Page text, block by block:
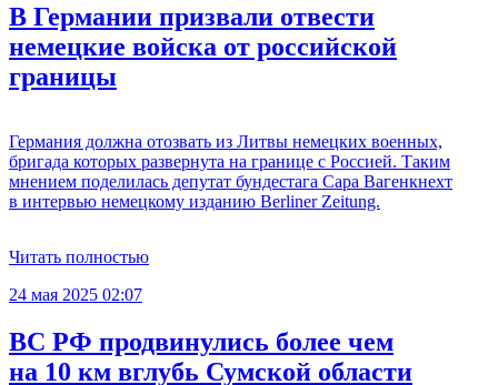
В Германии призвали отвести
немецкие войска от российской
границы
Германия должна отозвать из Литвы немецких военных,
бригада которых развернута на границе с Россией. Таким
мнением поделилась депутат бундестага Сара Вагенкнехт
в интервью немецкому изданию Berliner Zeitung.
Читать полностью
24 мая 2025 02:07
ВС РФ продвинулись более чем
на 10 км вглубь Сумской области